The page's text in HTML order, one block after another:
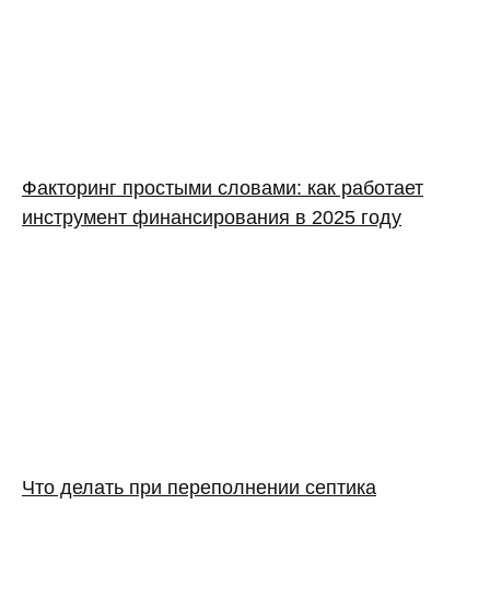
Факторинг простыми словами: как работает
инструмент финансирования в 2025 году
Что делать при переполнении септика